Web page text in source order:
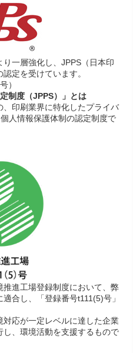
一層強化し、JPPS（日本印
定を受けています。
）
制度（JPPS）」とは
印刷業界に特化したプライバ
人情報保護体制の認定制度で
進工場登録制度において、弊
合し、「登録番号t111(5)号」
応が一定レベルに達した企業
、環境活動を支援するもので